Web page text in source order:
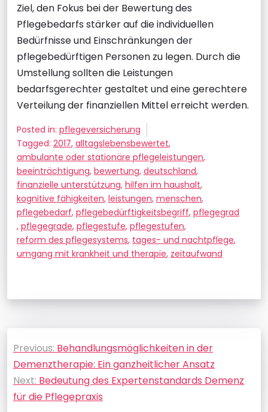
Ziel, den Fokus bei der Bewertung des
Pflegebedarfs stärker auf die individuellen
Bedürfnisse und Einschränkungen der
pflegebedürftigen Personen zu legen. Durch die
Umstellung sollten die Leistungen
bedarfsgerechter gestaltet und eine gerechtere
Verteilung der finanziellen Mittel erreicht werden.
Posted in: pflegeversicherung
Tagged: 2017, alltagslebensbewertet,
ambulante oder stationäre pflegeleistungen,
beeinträchtigung, bewertung, deutschland,
finanzielle unterstützung, hilfen im haushalt,
kognitive fähigkeiten, leistungen, menschen,
pflegebedarf, pflegebedürftigkeitsbegriff, pflegegrad
, pflegegrade, pflegestufe, pflegestufen,
reform des pflegesystems, tages- und nachtpflege,
umgang mit krankheit und therapie, zeitaufwand
Beitragsnavigation
Previous: Behandlungsmöglichkeiten in der
Demenztherapie: Ein ganzheitlicher Ansatz
Next: Bedeutung des Expertenstandards Demenz
für die Pflegepraxis